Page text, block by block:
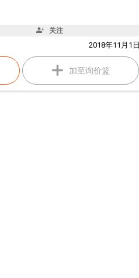
关注
2018年11月1日
加至询价篮